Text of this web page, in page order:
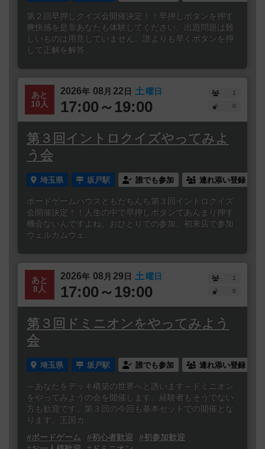
第２回早押しクイズ会開催決定！！早押しボタンを押す
爽快感を是非あなたも体験してください。出題問題は難
しいものは用意していません。誰よりも早くボタンを押
して正解を解答...
あと
10人
2026年 08 月 22日 土曜日
17:00～19:00
1
0
第３回イントロクイズやってみよ
う会
埼玉県 坂戸駅 誰でも参加 連れ添い登録
ボードゲームハウスともだちんち第３回イントロクイズ
会開催決定！！人生の中で早押しボタンてあんまり押す
機会ないんですよね、おひとりでの参加、初来店で参加
ウェルカムウェ...
あと
8人
2026年 08 月 29日 土曜日
17:00～19:00
1
0
第３回ドミニオンをやってみよう
会
埼玉県 坂戸駅 誰でも参加 連れ添い登録
～あなたをデッキ構築の世界へと誘います～ドミニオン
をやってみようの会を開催します。経験者もそうでない
方も歓迎です。第３回の今回も基本セットでの開催とな
ります。王国カ...
#ボードゲーム
#初心者歓迎
#初参加歓迎